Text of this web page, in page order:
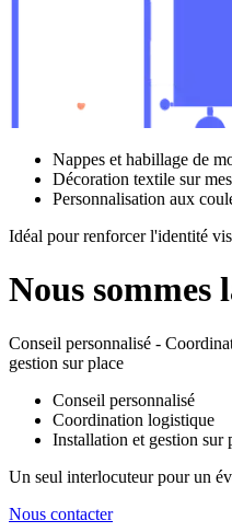
Nappes et habillage de
Décoration textile sur
Personnalisation aux
Idéal pour renforcer l'identité
Nous sommes
Conseil personnalisé -
gestion sur place
Conseil personnalisé
Coordination logistique
Installation et gestion sur
Un seul interlocuteur pour un
Nous contacter